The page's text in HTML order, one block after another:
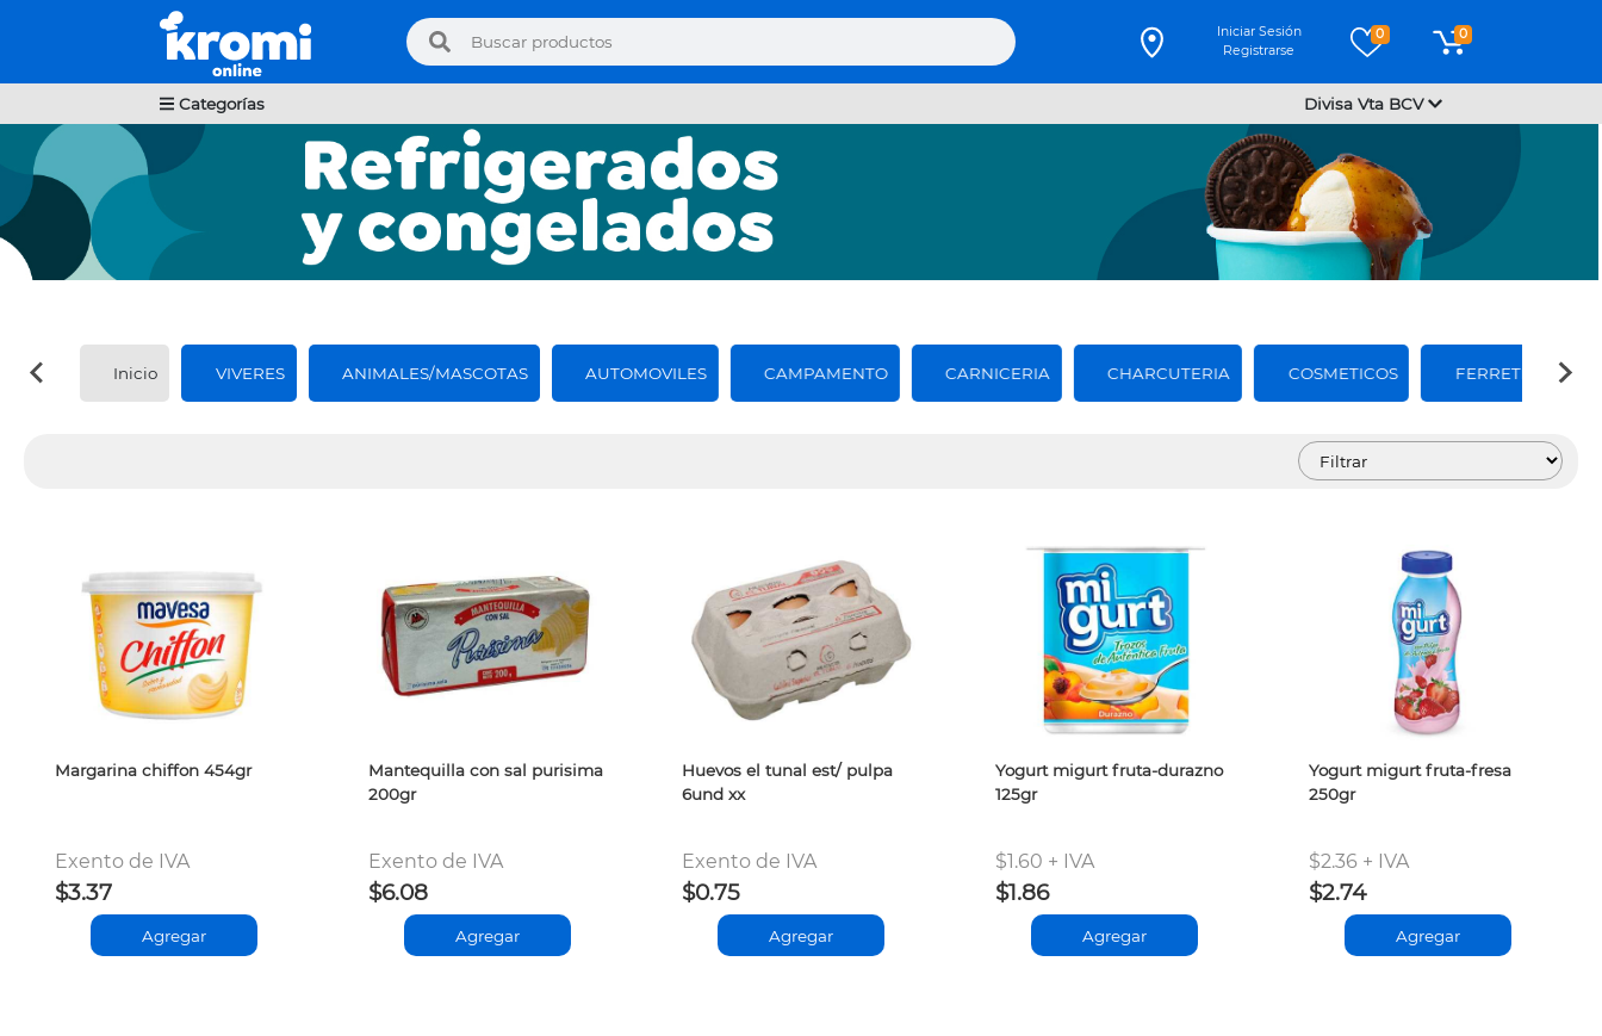
Iniciar Sesión
Registrarse
0 0
Categorías Divisa Vta BCV
Inicio VIVERES ANIMALES/MASCOTAS AUTOMOVILES CAMPAMENTO CARNICERIA CHARCUTERIA COSMETICOS FERRETERIA
Margarina chiffon 454gr
Exento de IVA
$3.37
Agregar
Mantequilla con sal purisima
200gr
Exento de IVA
$6.08
Agregar
Huevos el tunal est/ pulpa
6und xx
Exento de IVA
$0.75
Agregar
Yogurt migurt fruta-durazno
125gr
$1.60 + IVA
$1.86
Agregar
Yogurt migurt fruta-fresa
250gr
$2.36 + IVA
$2.74
Agregar